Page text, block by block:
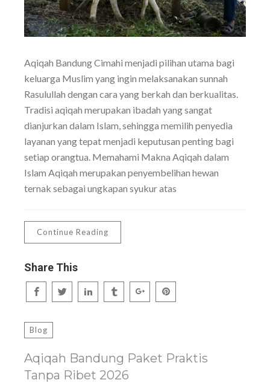
Aqiqah Bandung Cimahi menjadi pilihan utama bagi
keluarga Muslim yang ingin melaksanakan sunnah
Rasulullah dengan cara yang berkah dan berkualitas.
Tradisi aqiqah merupakan ibadah yang sangat
dianjurkan dalam Islam, sehingga memilih penyedia
layanan yang tepat menjadi keputusan penting bagi
setiap orangtua. Memahami Makna Aqiqah dalam
Islam Aqiqah merupakan penyembelihan hewan
ternak sebagai ungkapan syukur atas
Continue Reading
Share This
Blog
Aqiqah Bandung Paket Praktis
Tanpa Ribet 2026